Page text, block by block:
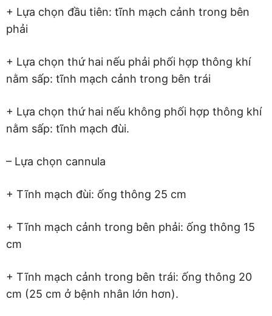
+ Lựa chọn đầu tiên: tĩnh mạch cảnh trong bên
phải
+ Lựa chọn thứ hai nếu phải phối hợp thông khí
nằm sấp: tĩnh mạch cảnh trong bên trái
+ Lựa chọn thứ hai nếu không phối hợp thông khí
nằm sấp: tĩnh mạch đùi.
– Lựa chọn cannula
+ Tĩnh mạch đùi: ống thông 25 cm
+ Tĩnh mạch cảnh trong bên phải: ống thông 15
cm
+ Tĩnh mạch cảnh trong bên trái: ống thông 20
cm (25 cm ở bệnh nhân lớn hơn).